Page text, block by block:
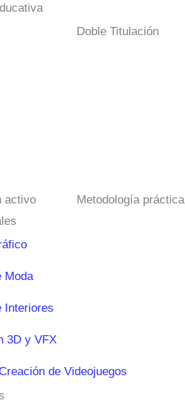
Doble Titulación
activo Metodología práctica
Moda
Interiores
3D y VFX
de Videojuegos